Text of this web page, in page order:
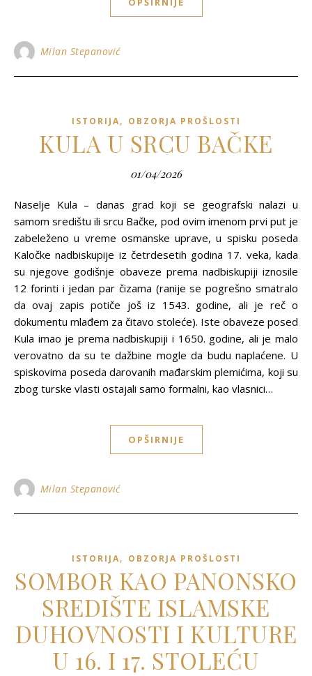
Milan Stepanović
ISTORIJA, OBZORJA PROŠLOSTI
KULA U SRCU BAČKE
01/04/2026
Naselje Kula – danas grad koji se geografski nalazi u
samom središtu ili srcu Bačke, pod ovim imenom prvi put je
zabeleženo u vreme osmanske uprave, u spisku poseda
Kaločke nadbiskupije iz četrdesetih godina 17. veka, kada
su njegove godišnje obaveze prema nadbiskupiji iznosile
12 forinti i jedan par čizama (ranije se pogrešno smatralo
da ovaj zapis potiče još iz 1543. godine, ali je reč o
dokumentu mlađem za čitavo stoleće). Iste obaveze posed
Kula imao je prema nadbiskupiji i 1650. godine, ali je malo
verovatno da su te dažbine mogle da budu naplaćene. U
spiskovima poseda darovanih mađarskim plemićima, koji su
zbog turske vlasti ostajali samo formalni, kao vlasnici…
OPŠIRNIJE
Milan Stepanović
ISTORIJA, OBZORJA PROŠLOSTI
SOMBOR KAO PANONSKO
SREDIŠTE ISLAMSKE
DUHOVNOSTI I KULTURE
U 16. I 17. STOLEĆU